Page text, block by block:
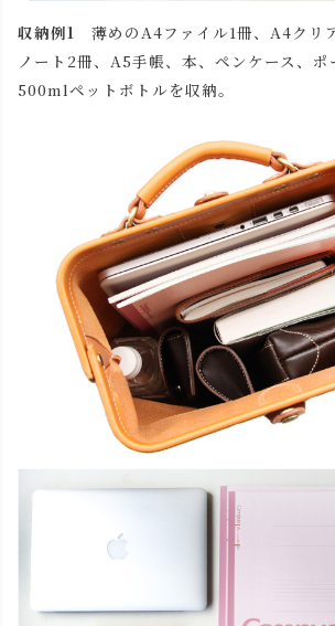
収納例1 薄めのA4ファイル1冊、A4クリ
ノート2冊、A5手帳、本、ペンケース、ポ
500mlペットボトルを収納。